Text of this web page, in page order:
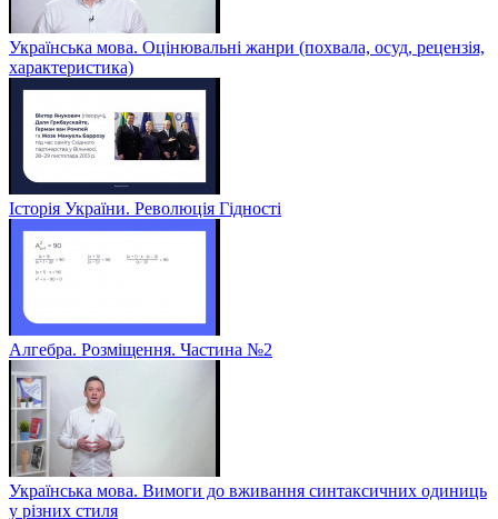
Українська мова. Оцінювальні жанри (похвала, осуд, рецензія,
характеристика)
Історія України. Революція Гідності
Алгебра. Розміщення. Частина №2
Українська мова. Вимоги до вживання синтаксичних одиниць
у різних стиля